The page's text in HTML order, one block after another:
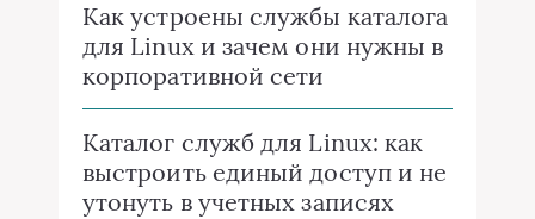
Как устроены службы каталога
для Linux и зачем они нужны в
корпоративной сети
Каталог служб для Linux: как
выстроить единый доступ и не
утонуть в учетных записях